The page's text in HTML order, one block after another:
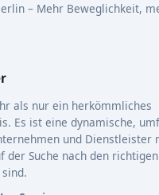
– Mehr Beweglichkeit,
als nur ein herkömmliches
Es ist eine dynamische,
und Dienstleister
der Suche nach den